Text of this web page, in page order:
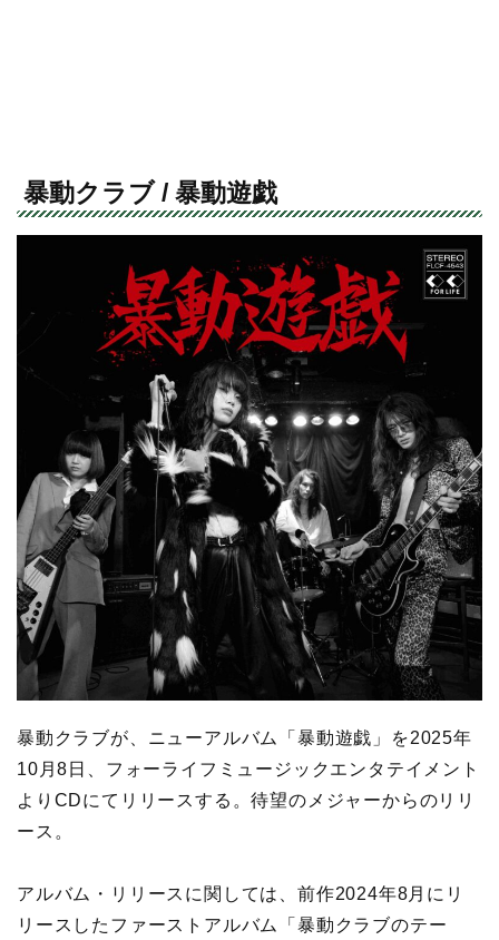
暴動クラブ / 暴動遊戯
暴動クラブが、ニューアルバム「暴動遊戯」を2025年
10月8日、フォーライフミュージックエンタテイメント
よりCDにてリリースする。待望のメジャーからのリリ
ース。
アルバム・リリースに関しては、前作2024年8月にリ
リースしたファーストアルバム「暴動クラブのテー